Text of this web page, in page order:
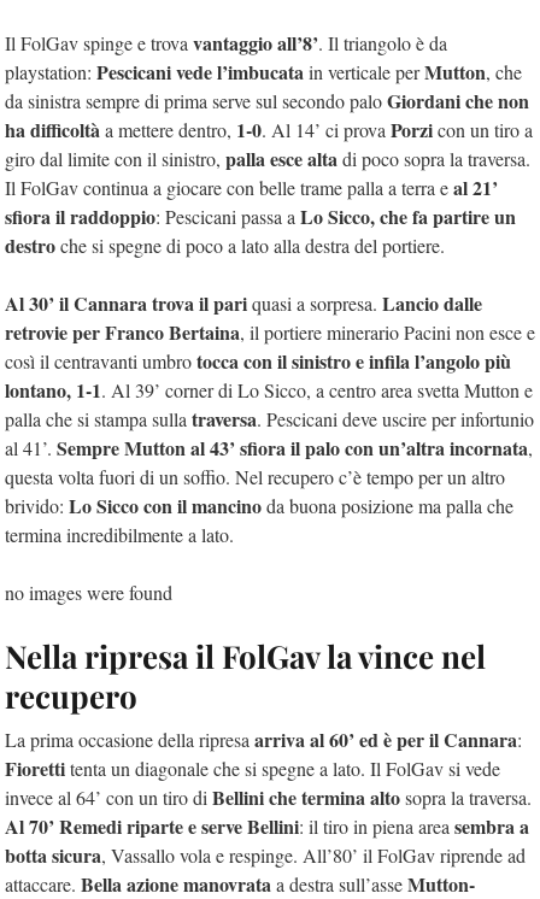
Il FolGav spinge e trova vantaggio all’8’. Il triangolo è da
playstation: Pescicani vede l’imbucatain verticale perMutton, che
da sinistra sempre di prima serve sul secondo paloGiordani che non
ha difficoltàa mettere dentro, 1-0. Al 14’ ci prova Porzicon un tiro a
giro dal limite con il sinistro, palla esce altadi poco sopra la traversa.
Il FolGav continua a giocare con belle trame palla a terra eal 21’
sfiora il raddoppio: Pescicani passa a Lo Sicco, che fa partire un
destroche si spegne di poco a lato alla destra del portiere.
Al 30’ il Cannara trova il pariquasi a sorpresa. Lancio dalle
retrovie per Franco Bertaina, il portiere minerario Pacini non esce e
così il centravanti umbrotocca con il sinistro e infila l’angolo più
lontano, 1-1. Al 39’ corner di Lo Sicco, a centro area svetta Mutton e
palla che si stampa sulla traversa. Pescicani deve uscire per infortunio
al 41’. Sempre Mutton al 43’ sfiora il palo con un’altra incornata,
questa volta fuori di un soffio. Nel recupero c’è tempo per un altro
brivido: Lo Sicco con il mancinoda buona posizione ma palla che
termina incredibilmente a lato.
no images were found
Nella ripresa il FolGav la vince nel
recupero
La prima occasione della ripresa arriva al 60’ ed è per il Cannara:
Fiorettitenta un diagonale che si spegne a lato. Il FolGav si vede
invece al 64’ con un tiro di Bellini che termina altosopra la traversa.
Al 70’ Remedi riparte e serve Bellini: il tiro in piena area sembra a
botta sicura, Vassallo vola e respinge. All’80’ il FolGav riprende ad
attaccare. Bella azione manovrataa destra sull’asseMutton-